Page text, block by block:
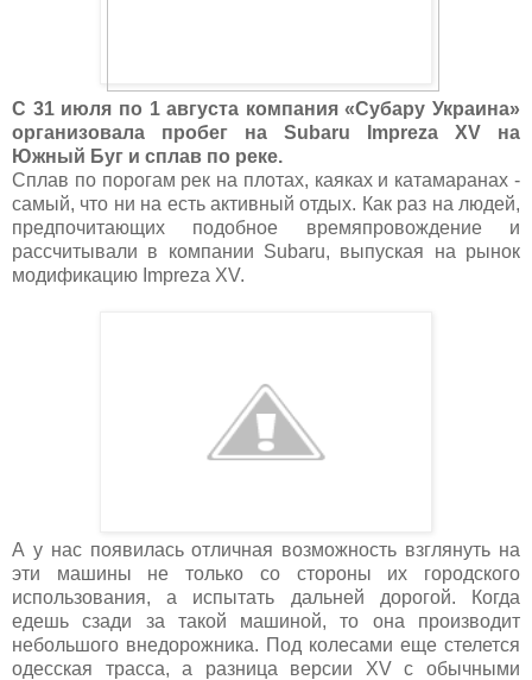
С 31 июля по 1 августа компания «Субару Украина»
организовала пробег на Subaru Impreza XV на
Южный Буг и сплав по реке.
Сплав по порогам рек на плотах, каяках и катамаранах -
самый, что ни на есть активный отдых. Как раз на людей,
предпочитающих подобное времяпровождение и
рассчитывали в компании Subaru, выпуская на рынок
модификацию Impreza XV.
А у нас появилась отличная возможность взглянуть на
эти машины не только со стороны их городского
использования, а испытать дальней дорогой. Когда
едешь сзади за такой машиной, то она производит
небольшого внедорожника. Под колесами еще стелется
одесская трасса, а разница версии XV с обычными